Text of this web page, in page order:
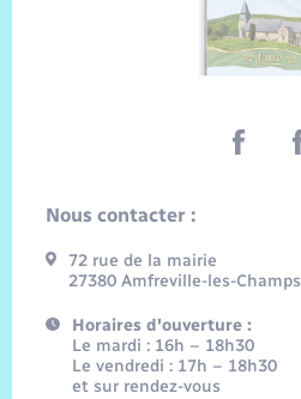
Nous contacter :
72 rue de la mairie
27380 Amfreville-les-Champs
Horaires d'ouverture :
Le mardi : 16h – 18h30
Le vendredi : 17h – 18h30
et sur rendez-vous